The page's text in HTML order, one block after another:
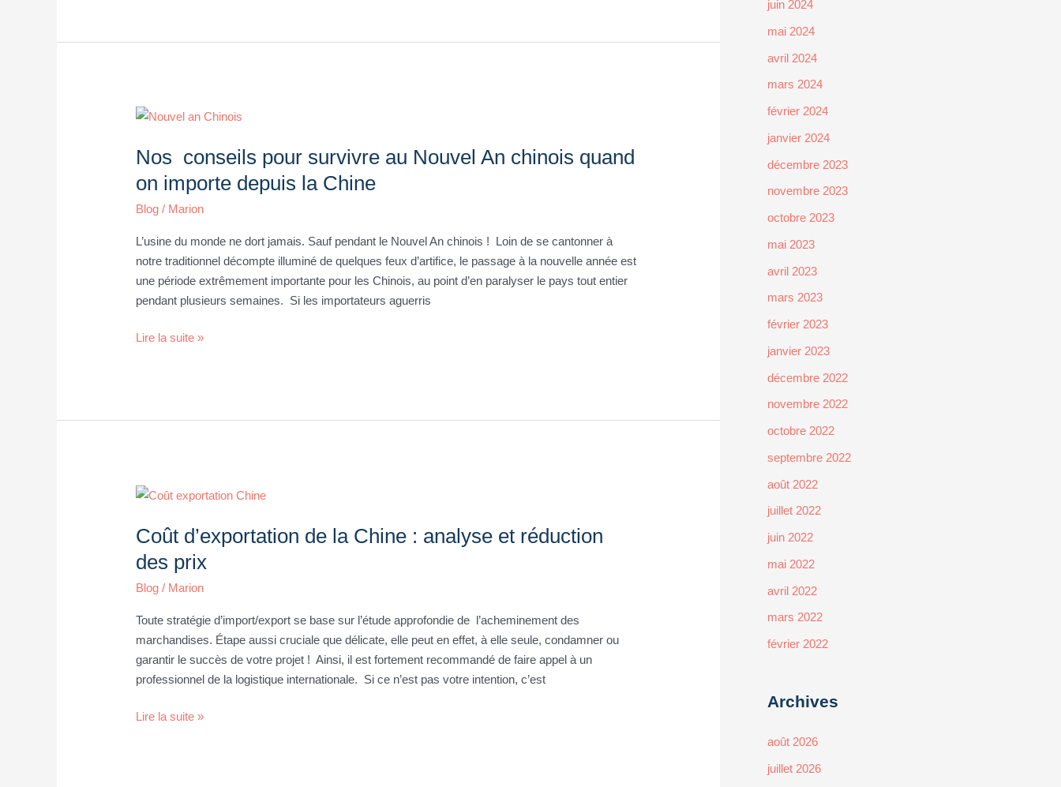
Nos conseils pour survivre au Nouvel An chinois quand
on importe depuis la Chine
Blog / Marion
L’usine du monde ne dort jamais. Sauf pendant le Nouvel An chinois ! Loin de se cantonner à
notre traditionnel décompte illuminé de quelques feux d’artifice, le passage à la nouvelle année est
une période extrêmement importante pour les Chinois, au point d’en paralyser le pays tout entier
pendant plusieurs semaines. Si les importateurs aguerris
Nos
pour
survivre
au
Nouvel
depuis
Lire la suite »
Coût d’exportation de la Chine : analyse et réduction
des prix
Blog / Marion
Toute stratégie d’import/export se base sur l’étude approfondie de l’acheminement des
marchandises. Étape aussi cruciale que délicate, elle peut en effet, à elle seule, condamner ou
garantir le succès de votre projet ! Ainsi, il est fortement recommandé de faire appel à un
professionnel de la logistique internationale. Si ce n’est pas votre intention, c’est
Coût
de
la
Chine
:
Lire la suite »
juin 2024
mai 2024
avril 2024
mars 2024
février 2024
janvier 2024
décembre 2023
novembre 2023
octobre 2023
mai 2023
avril 2023
mars 2023
février 2023
janvier 2023
décembre 2022
novembre 2022
octobre 2022
septembre 2022
août 2022
juillet 2022
juin 2022
mai 2022
avril 2022
mars 2022
février 2022
Archives
août 2026
juillet 2026